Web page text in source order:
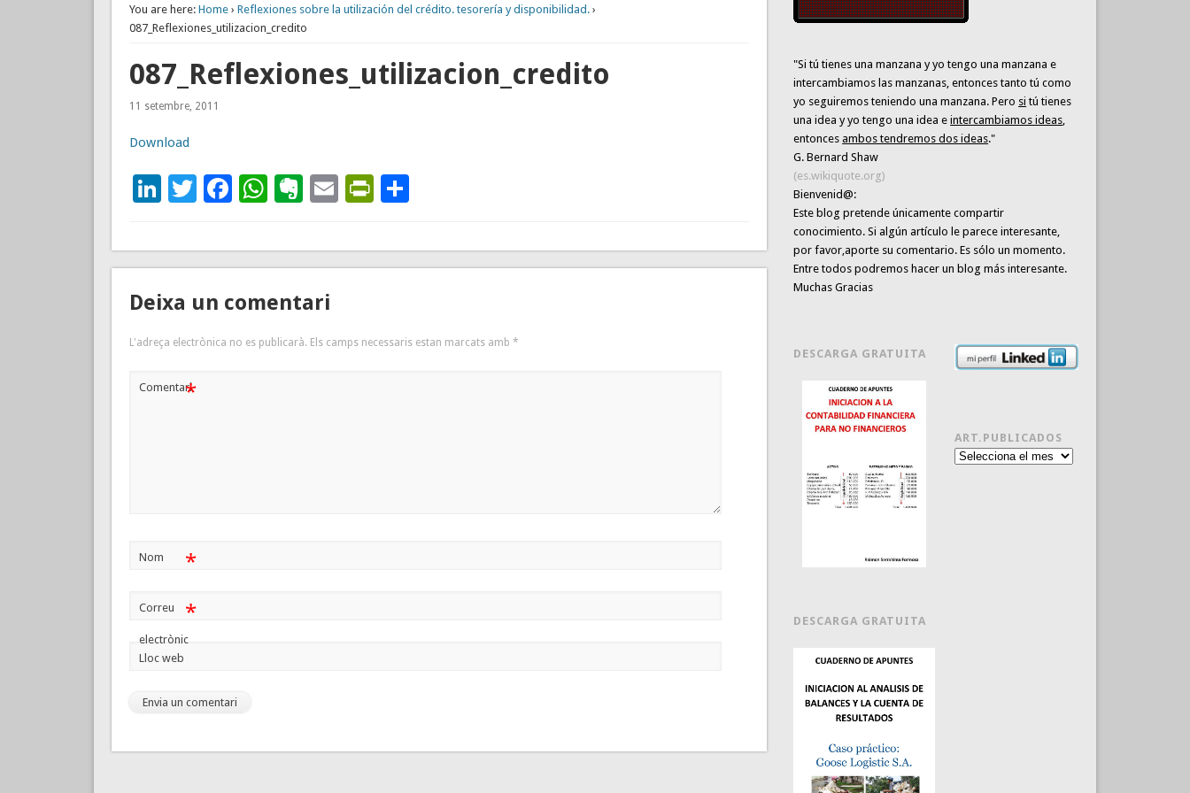
You are here: Home› Reflexiones sobre la utilización del crédito. tesorería y disponibilidad.›
087_Reflexiones_utilizacion_credito
087_Reflexiones_utilizacion_credito
11 setembre, 2011
Download
LinkedIn
Twitter
Facebook
WhatsApp
Evernote
EmailPrintFriendly
Comparteix
Deixa un comentari
L'adreça electrònica no es publicarà. Els camps necessaris estan marcats amb *
Comentari*
Nom *
Correu
electrònic
*
Lloc web
"Si tú tienes una manzana y yo tengo una manzana e
intercambiamos las manzanas, entonces tanto tú como
yo seguiremos teniendo una manzana. Pero si tú tienes
una idea y yo tengo una idea eintercambiamos ideas,
entoncesambos tendremos dos ideas."
G. Bernard Shaw
(es.wikiquote.org)
Bienvenid@:
Este blog pretende únicamentecompartir
conocimiento. Si algún artículo le parece interesante,
por favor,aporte su comentario. Es sólo un momento.
Entre todos podremos hacer un blog más interesante.
Muchas Gracias
DESCARGA GRATUITA
DESCARGA GRATUITA
ART.PUBLICADOS
Art.publicados